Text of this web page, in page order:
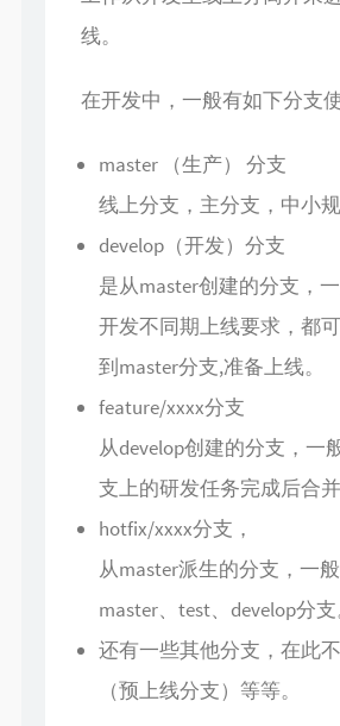
线。
在开发中，一般有如下分支
master （生产） 分支
线上分支，主分支，中小
develop（开发）分支
是从master创建的分支，
开发不同期上线要求，都
到master分支,准备上线。
feature/xxxx分支
从develop创建的分支，一
支上的研发任务完成后合并
hotfix/xxxx分支，
从master派生的分支，一
master、test、develop分支
还有一些其他分支，在此
（预上线分支）等等。